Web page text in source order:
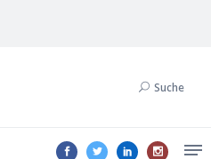
Suche